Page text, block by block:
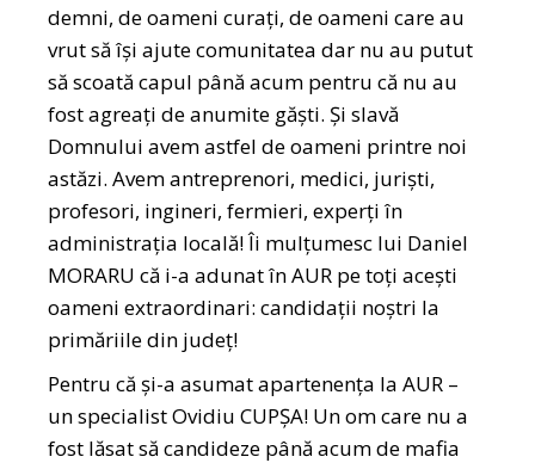
demni, de oameni curați, de oameni care au
vrut să își ajute comunitatea dar nu au putut
să scoată capul până acum pentru că nu au
fost agreați de anumite găști. Și slavă
Domnului avem astfel de oameni printre noi
astăzi. Avem antreprenori, medici, juriști,
profesori, ingineri, fermieri, experți în
administrația locală! Îi mulțumesc lui Daniel
MORARU că i-a adunat în AUR pe toți acești
oameni extraordinari: candidații noștri la
primăriile din județ!
Pentru că și-a asumat apartenența la AUR –
un specialist Ovidiu CUPȘA! Un om care nu a
fost lăsat să candideze până acum de mafia